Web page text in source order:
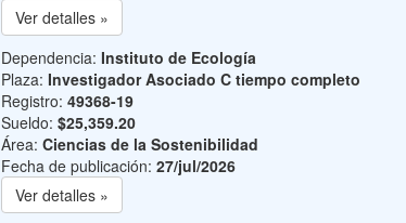
Ver detalles »
Dependencia: Instituto de Ecología
Plaza: Investigador Asociado C tiempo completo
Registro: 49368-19
Sueldo: $25,359.20
Área: Ciencias de la Sostenibilidad
Fecha de publicación: 27/jul/2026
Ver detalles »